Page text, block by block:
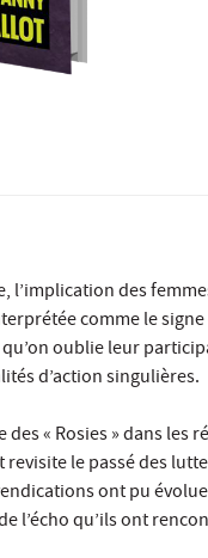
l’implication des
comme le
oublie leur
d’action singulières.
« Rosies » dans les
le passé des
ont pu
l’écho qu’ils ont